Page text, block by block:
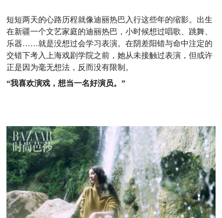
短短两天的心路历程就像迪丽热巴入行这些年的缩影。出生
在新疆一个文艺家庭的迪丽热巴，小时候想过唱歌、跳舞、
乐器……就是没想过会学习表演。在阴差阳错与命中注定的
交错下考入上海戏剧学院之前，她从未接触过表演，但或许
正是因为毫无想法，反而没有限制。
“我喜欢演戏，想当一名好演员。”